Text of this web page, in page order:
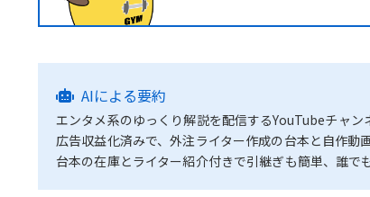
AIによる要約
エンタメ系のゆっくり解説を配信するYouTubeチャン
広告収益化済みで、外注ライター作成の台本と自作動
台本の在庫とライター紹介付きで引継ぎも簡単、誰で